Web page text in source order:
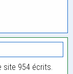
site 954 écrits.